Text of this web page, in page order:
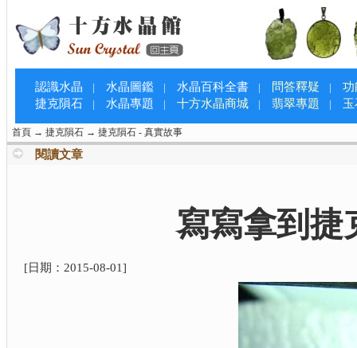
認識水晶 | 水晶圖鑑 | 水晶百科全書 | 問答釋疑 |
功
捷克隕石
| 水晶專題 | 十方水晶商城 | 翡翠專題 |
首頁 → 捷克隕石 → 捷克隕石 - 真實故事
閱讀文章
寫寫拿到捷
[日期： 2015-08-01]